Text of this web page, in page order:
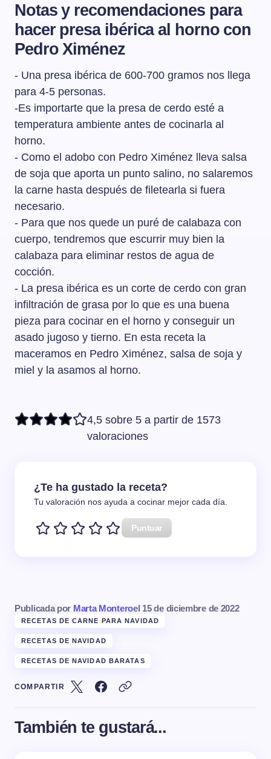
grasa infiltrada lo que le otorga un gran sabor y una
textura jugosa.
Notas y recomendaciones para
hacer presa ibérica al horno con
Pedro Ximénez
- Una presa ibérica de 600-700 gramos nos llega
para 4-5 personas.
-Es importarte que la presa de cerdo esté a
temperatura ambiente antes de cocinarla al
horno.
- Como el adobo con Pedro Ximénez lleva salsa
de soja que aporta un punto salino, no salaremos
la carne hasta después de filetearla si fuera
necesario.
- Para que nos quede un puré de calabaza con
cuerpo, tendremos que escurrir muy bien la
calabaza para eliminar restos de agua de
cocción.
- La presa ibérica es un corte de cerdo con gran
infiltración de grasa por lo que es una buena
pieza para cocinar en el horno y conseguir un
asado jugoso y tierno. En esta receta la
maceramos en Pedro Ximénez, salsa de soja y
miel y la asamos al horno.
4,5 sobre 5 a partir de 1573
valoraciones
¿Te ha gustado la receta?
Tu valoración nos ayuda a cocinar mejor cada día.
Puntuar
Publicada por Marta Monteroel 15 de diciembre de 2022
RECETAS DE CARNE PARA NAVIDAD
RECETAS DE NAVIDAD
RECETAS DE NAVIDAD BARATAS
COMPARTIR
También te gustará...